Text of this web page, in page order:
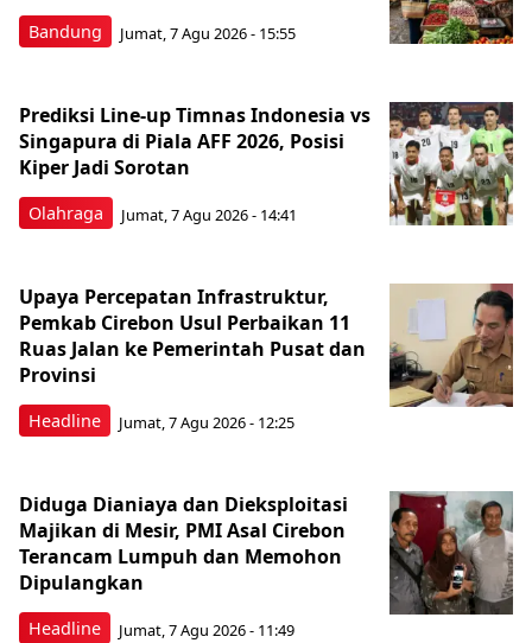
Bandung Jumat, 7 Agu 2026 - 15:55
Olahraga
Prediksi Line-up Timnas Indonesia vs
Singapura di Piala AFF 2026, Posisi
Kiper Jadi Sorotan
Jumat, 7 Agu 2026 - 14:41
Headline
Upaya Percepatan Infrastruktur,
Pemkab Cirebon Usul Perbaikan 11
Ruas Jalan ke Pemerintah Pusat dan
Provinsi
Jumat, 7 Agu 2026 - 12:25
Headline
Diduga Dianiaya dan Dieksploitasi
Majikan di Mesir, PMI Asal Cirebon
Terancam Lumpuh dan Memohon
Dipulangkan
Jumat, 7 Agu 2026 - 11:49